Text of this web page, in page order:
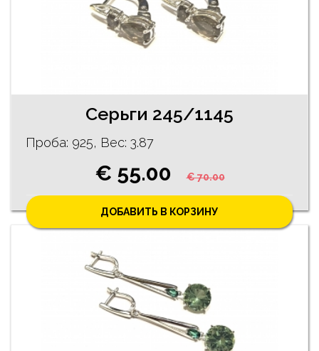
Серьги 245/1145
Проба: 925, Bес: 3.87
€ 55.00€ 70.00
ДОБАВИТЬ В КОРЗИНУ